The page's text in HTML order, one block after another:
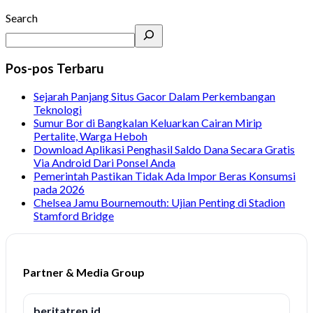
Search
Pos-pos Terbaru
Sejarah Panjang Situs Gacor Dalam Perkembangan
Teknologi
Sumur Bor di Bangkalan Keluarkan Cairan Mirip
Pertalite, Warga Heboh
Download Aplikasi Penghasil Saldo Dana Secara Gratis
Via Android Dari Ponsel Anda
Pemerintah Pastikan Tidak Ada Impor Beras Konsumsi
pada 2026
Chelsea Jamu Bournemouth: Ujian Penting di Stadion
Stamford Bridge
Partner & Media Group